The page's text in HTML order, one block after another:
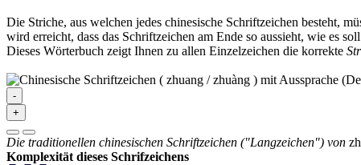
Die Striche, aus welchen jedes chinesische Schriftzeichen besteht,
wird erreicht, dass das Schriftzeichen am Ende so aussieht, wie es
Dieses Wörterbuch zeigt Ihnen zu allen Einzelzeichen die korrekte
-
+
Die traditionellen chinesischen Schriftzeichen ("Langzeichen") von
Komplexität dieses Schrifzeichens